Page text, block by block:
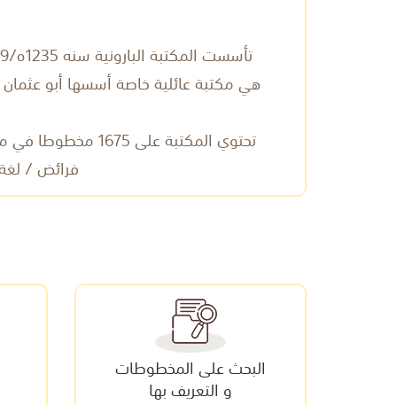
تأسست المكتبة البارونية سنه 1235ه/1819م. يعد هذا الصرح الأعرق في جزيرة جربة وهو قبلة للباحثين ومعلم يؤمه الرواد من كل اصقاع العالم.
هي مكتبة عائلية خاصة أسسها أبو
تحتوي
فرائض /
البحث على المخطوطات
و التعريف بها